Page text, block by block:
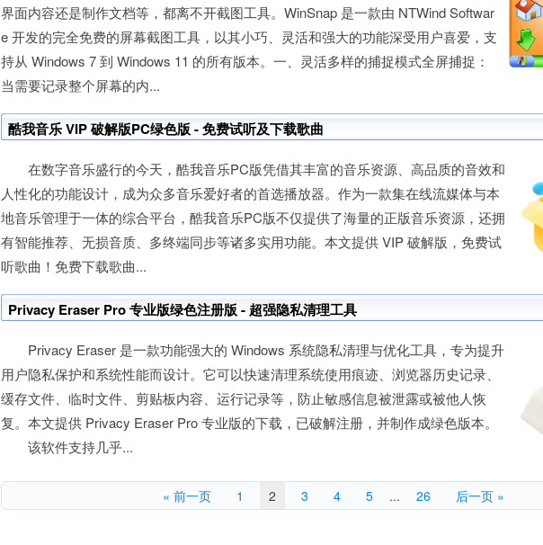
界面内容还是制作文档等，都离不开截图工具。WinSnap 是一款由 NTWind Softwar
e 开发的完全免费的屏幕截图工具，以其小巧、灵活和强大的功能深受用户喜爱，支
持从 Windows 7 到 Windows 11 的所有版本。一、灵活多样的捕捉模式全屏捕捉：
当需要记录整个屏幕的内...
酷我音乐 VIP 破解版PC绿色版 - 免费试听及下载歌曲
在数字音乐盛行的今天，酷我音乐PC版凭借其丰富的音乐资源、高品质的音效和
人性化的功能设计，成为众多音乐爱好者的首选播放器。作为一款集在线流媒体与本
地音乐管理于一体的综合平台，酷我音乐PC版不仅提供了海量的正版音乐资源，还拥
有智能推荐、无损音质、多终端同步等诸多实用功能。本文提供 VIP 破解版，免费试
听歌曲！免费下载歌曲...
Privacy Eraser Pro 专业版绿色注册版 - 超强隐私清理工具
Privacy Eraser 是一款功能强大的 Windows 系统隐私清理与优化工具，专为提升
用户隐私保护和系统性能而设计。它可以快速清理系统使用痕迹、浏览器历史记录、
缓存文件、临时文件、剪贴板内容、运行记录等，防止敏感信息被泄露或被他人恢
复。本文提供 Privacy Eraser Pro 专业版的下载，已破解注册，并制作成绿色版本。
该软件支持几乎...
« 前一页 1 2 3 4 5 ... 26 后一页 »